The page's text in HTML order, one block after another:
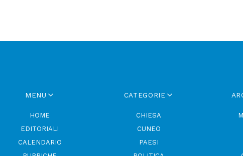
MENU
HOME
EDITORIALI
CALENDARIO
CATEGORIE
CHIESA
CUNEO
PAESI